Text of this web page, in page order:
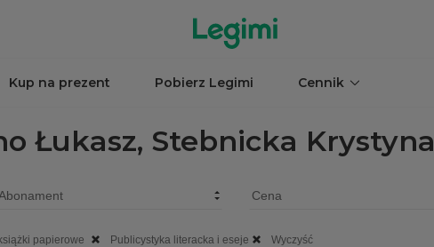
Kup na prezent Pobierz Legimi Cennik
Łukasz, Stebnicka Krystyna
książki papierowe Publicystyka literacka i eseje Wyczyść